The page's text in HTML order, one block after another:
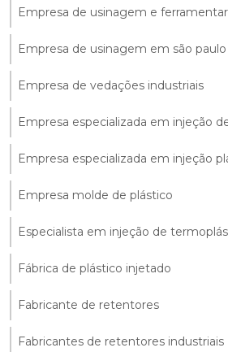
Empresa de usinagem e
Empresa de usinagem em são paulo
Empresa de vedações industriais
Empresa especializada em injeção
Empresa especializada em injeção
Empresa molde de plástico
Especialista em injeção de
Fábrica de plástico injetado
Fabricante de retentores
Fabricantes de retentores industriais